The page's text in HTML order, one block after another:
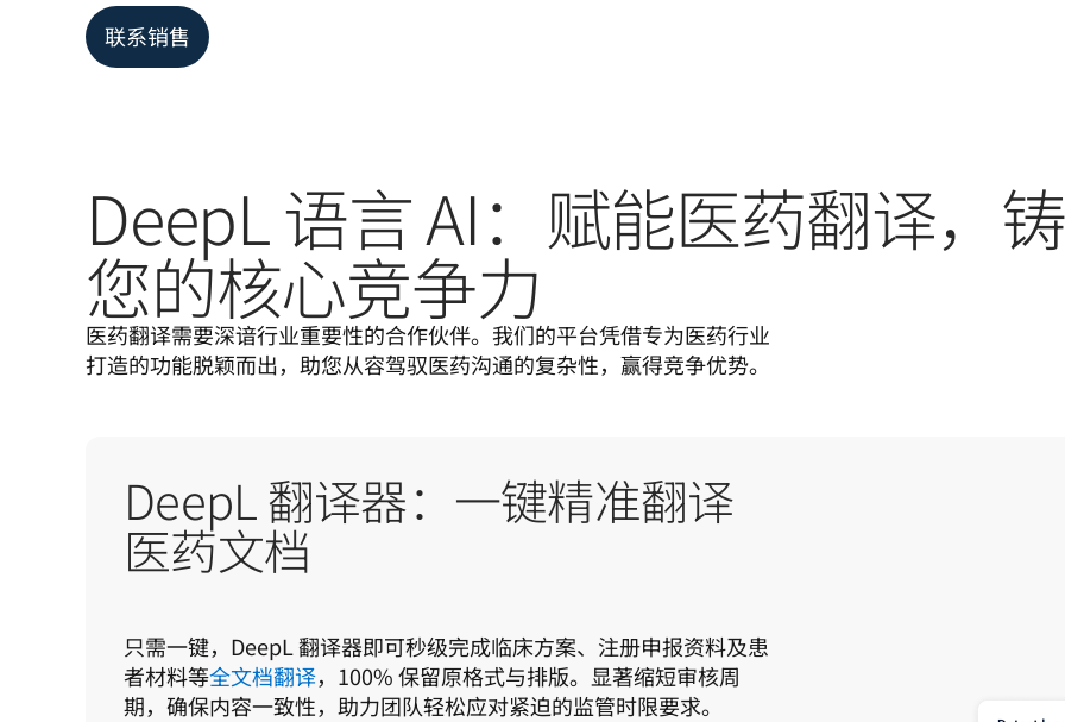
联系销售
DeepL 语言 AI：赋能医药翻译，
您的核心竞争力
医药翻译需要深谙行业重要性的合作伙伴。我们的平台凭借专为医药行业
打造的功能脱颖而出，助您从容驾驭医药沟通的复杂性，赢得竞争优势。
DeepL 翻译器：一键精准翻译
医药文档
只需一键，DeepL 翻译器即可秒级完成临床方案、注册申报资料及患
者材料等全文档翻译，100% 保留原格式与排版。显著缩短审核周
期，确保内容一致性，助力团队轻松应对紧迫的监管时限要求。